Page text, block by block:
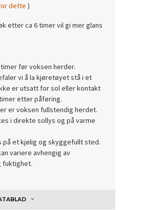
dette )
etter ca 6 timer vil gi mer glans
timer før voksen herder.
vi å la kjøretøyet stå i et
er utsatt for sol eller kontakt
etter påføring.
er voksen fullstendig herdet.
i direkte sollys og på varme
på et kjølig og skyggefullt sted.
variere avhengig av
fuktighet.